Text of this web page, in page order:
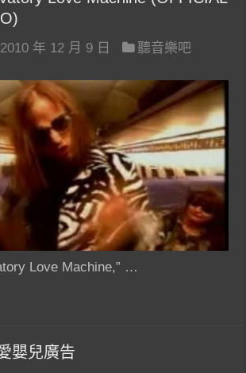
2010 年 12 月 9 日
聽音樂吧
Love Machine,” …
嬰兒廣告